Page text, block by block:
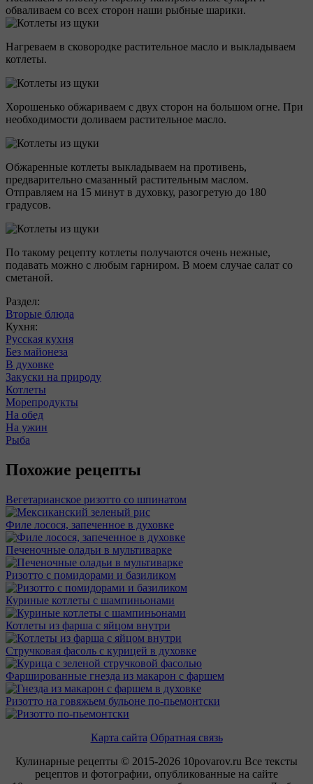
обваливаем со всех сторон наши рыбные шарики.
Нагреваем в сковородке растительное масло и выкладываем
котлеты.
Хорошенько обжариваем с двух сторон на большом огне. При
необходимости доливаем растительное масло.
Обжаренные котлеты выкладываем на противень,
предварительно смазанный растительным маслом.
Отправляем на 15 минут в духовку, разогретую до 180
градусов.
По такому рецепту котлеты получаются очень нежные,
подавать можно с любым гарниром. В моем случае салат со
сметаной.
Раздел:
Вторые блюда
Кухня:
Русская кухня
Без майонеза
В духовке
Закуски на природу
Котлеты
Морепродукты
На обед
На ужин
Рыба
Похожие рецепты
Вегетарианское ризотто со шпинатом
Филе лосося, запеченное в духовке
Печеночные оладьи в мультиварке
Ризотто с помидорами и базиликом
Куриные котлеты с шампиньонами
Котлеты из фарша с яйцом внутри
Стручковая фасоль с курицей в духовке
Фаршированные гнезда из макарон с фаршем
Ризотто на говяжьем бульоне по-пьемонтски
Карта сайта Обратная связь
Кулинарные рецепты © 2015-2026 10povarov.ru Все тексты
рецептов и фотографии, опубликованные на сайте